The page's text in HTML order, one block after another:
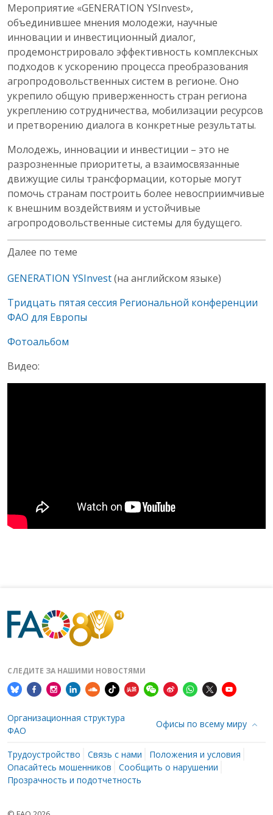
Мероприятие «GENERATION YSInvest»,
объединившее мнения молодежи, научные
инновации и инвестиционный диалог,
продемонстрировало эффективность комплексных
подходов к ускорению процесса преобразования
агропродовольственных систем в регионе. Оно
укрепило общую приверженность стран региона
укреплению сотрудничества, мобилизации ресурсов
и претворению диалога в конкретные результаты.
Молодежь, инновации и инвестиции – это не
разрозненные приоритеты, а взаимосвязанные
движущие силы трансформации, которые могут
помочь странам построить более невосприимчивые
к внешним воздействиям и устойчивые
агропродовольственные системы для будущего.
Далее по теме
GENERATION YSInvest(на английском языке)
Тридцать пятая сессия Региональной конференции
ФАО для Европы
Фотоальбом
Видео:
СЛЕДИТЕ ЗА НАШИМИ НОВОСТЯМИ
Организационная структура
ФАО
Офисы по всему миру
Трудоустройство Связь с нами
Положения и условия
Опасайтесь мошенников
Сообщить о нарушении
Прозрачность и подотчетность